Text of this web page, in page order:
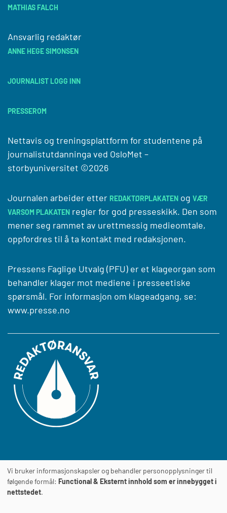
MATHIAS FALCH
Ansvarlig redaktør
ANNE HEGE SIMONSEN
JOURNALIST LOGG INN
PRESSEROM
Nettavis og treningsplattform for studentene på
journalistutdanninga ved OsloMet –
storbyuniversitet ©2026
Journalen arbeider etter REDAKTØRPLAKATEN og VÆR
VARSOM PLAKATEN regler for god presseskikk. Den som
mener seg rammet av urettmessig medieomtale,
oppfordres til å ta kontakt med redaksjonen.
Pressens Faglige Utvalg (PFU) er et klageorgan som
behandler klager mot mediene i presseetiske
spørsmål. For informasjon om klageadgang, se:
www.presse.no
JournalensTILGJENGELIGHETSERKLÆRING
Vi bruker informasjonskapsler og behandler personopplysninger til
følgende formål: Functional & Eksternt innhold som er innebygget i
nettstedet.